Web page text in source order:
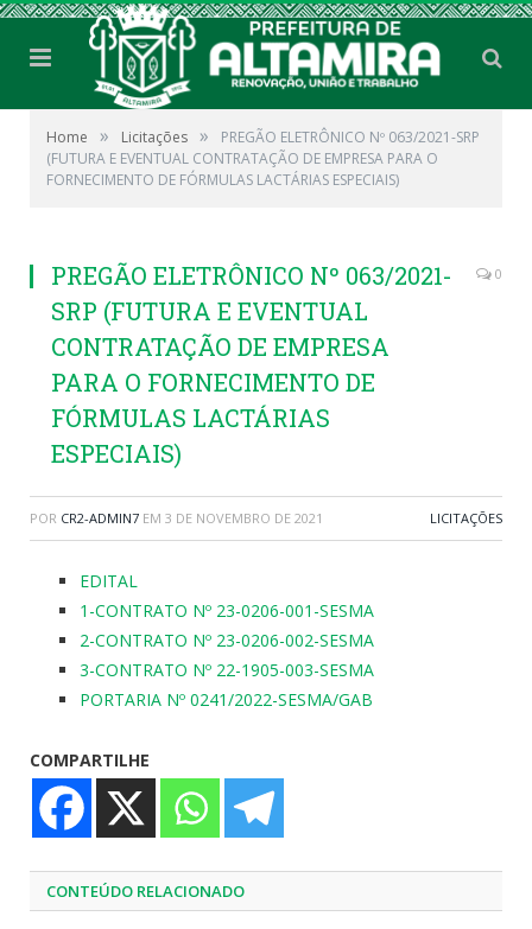
Home » Licitações »
PREGÃO ELETRÔNICO Nº 063/2021-SRP
(FUTURA E EVENTUAL CONTRATAÇÃO DE EMPRESA PARA O
FORNECIMENTO DE FÓRMULAS LACTÁRIAS ESPECIAIS)
PREGÃO ELETRÔNICO Nº 063/2021-
SRP (FUTURA E EVENTUAL
CONTRATAÇÃO DE EMPRESA
PARA O FORNECIMENTO DE
FÓRMULAS LACTÁRIAS
ESPECIAIS)
0
POR CR2-ADMIN7 EM 3 DE NOVEMBRO DE 2021 LICITAÇÕES
EDITAL
1-CONTRATO Nº 23-0206-001-SESMA
2-CONTRATO Nº 23-0206-002-SESMA
3-CONTRATO Nº 22-1905-003-SESMA
PORTARIA Nº 0241/2022-SESMA/GAB
COMPARTILHE
CONTEÚDO RELACIONADO